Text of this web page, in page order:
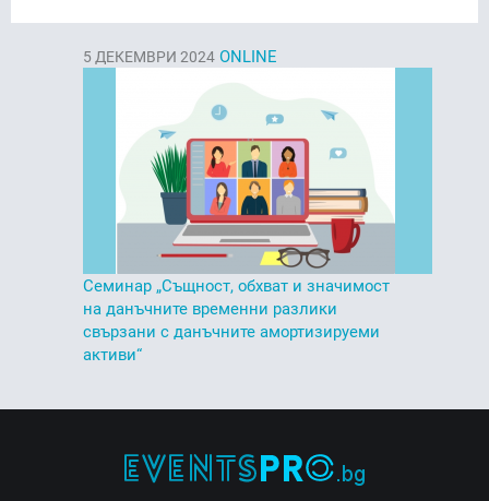
5 ДЕКЕМВРИ 2024 ONLINE
Семинар „Същност, обхват и значимост
на данъчните временни разлики
свързани с данъчните амортизируеми
активи“